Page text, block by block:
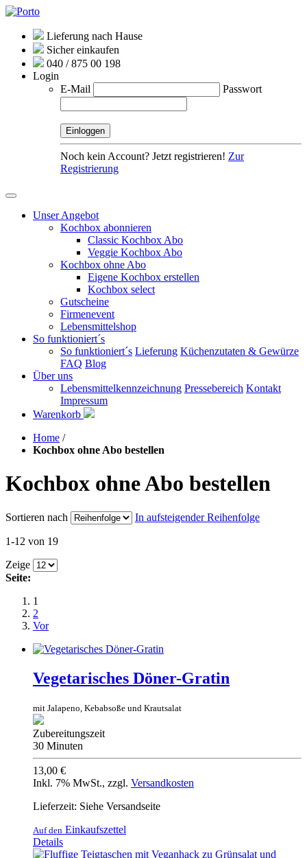
Lieferung nach Hause
Sicher einkaufen
040 / 875 00 198
Login
E-Mail
Passwort
Noch kein Account? Jetzt registrieren! Zur
Registrierung
Unser Angebot
Kochbox abonnieren
Classic Kochbox Abo
Veggie Kochbox Abo
Kochbox ohne Abo
Eigene Kochbox erstellen
Kochbox select
Gutscheine
Firmenevent
Lebensmittelshop
So funktioniert´s
So funktioniert´s Lieferung Küchenzutaten & Gewürze
FAQ Blog
Über uns
Lebensmittelkennzeichnung Pressebereich Kontakt
Impressum
Warenkorb
Home /
Kochbox ohne Abo bestellen
Kochbox ohne Abo bestellen
Sortieren nach In aufsteigender Reihenfolge
1-12 von 19
Zeige
Seite:
1
2
Vor
Vegetarisches Döner-Gratin
mit Jalapeno, Kebabsoße und Krautsalat
Zubereitungszeit
30 Minuten
13,00 €
Inkl. 7% MwSt., zzgl. Versandkosten
Lieferzeit: Siehe Versandseite
Auf den Einkaufszettel
Details